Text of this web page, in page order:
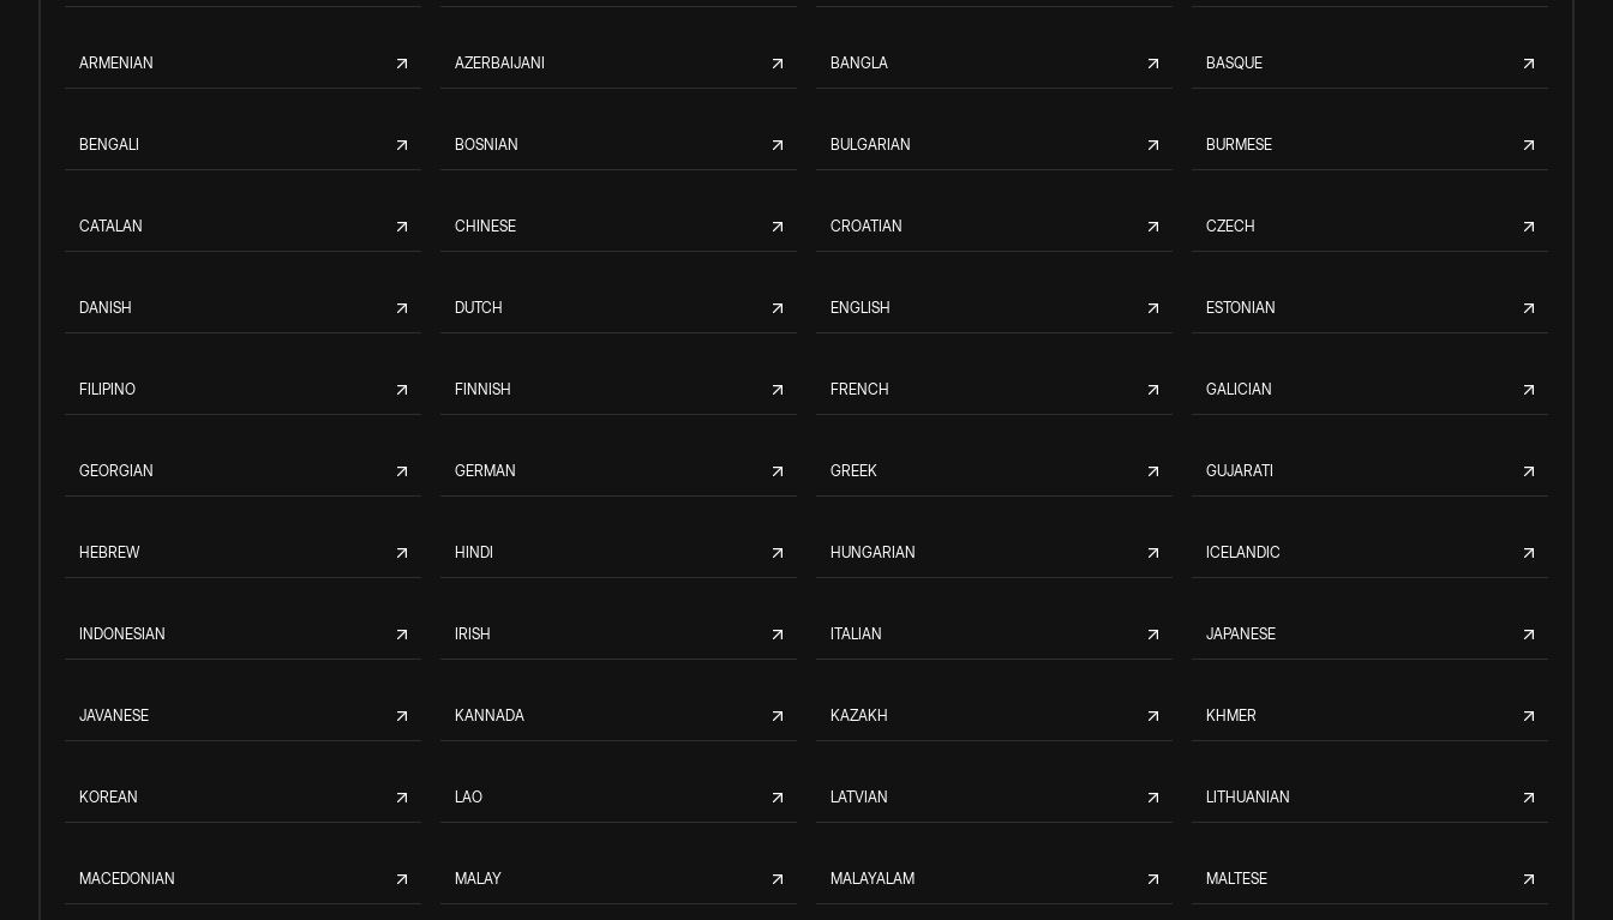
ARMENIAN AZERBAIJANI BANGLA BASQUE
BENGALI BOSNIAN BULGARIAN BURMESE
CATALAN CHINESE CROATIAN CZECH
DANISH DUTCH ENGLISH ESTONIAN
FILIPINO FINNISH FRENCH GALICIAN
GEORGIAN GERMAN GREEK GUJARATI
HEBREW HINDI HUNGARIAN ICELANDIC
INDONESIAN IRISH ITALIAN JAPANESE
JAVANESE KANNADA KAZAKH KHMER
KOREAN LAO LATVIAN LITHUANIAN
MACEDONIAN MALAY MALAYALAM MALTESE